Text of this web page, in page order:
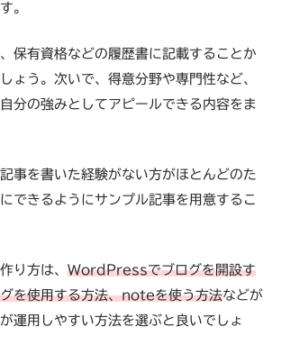
。
保有資格などの履歴書に記載することか
ょう。次いで、得意分野や専門性など、
分の強みとしてアピールできる内容をま
事を書いた経験がない方がほとんどのた
できるようにサンプル記事を用意するこ
り方は、 WordPressでブログを開設す
を使用する方法、noteを使う方法などが
運用しやすい方法を選ぶと良いでしょ